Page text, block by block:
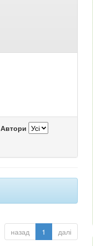
Автори
назад 1 далі